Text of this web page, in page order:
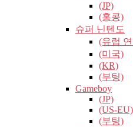
(JP)
(홍콩)
슈퍼 닌텐도
(유럽​​
(미국)
(KR)
(부팅)
Gameboy
(JP)
(US-EU)
(부팅)